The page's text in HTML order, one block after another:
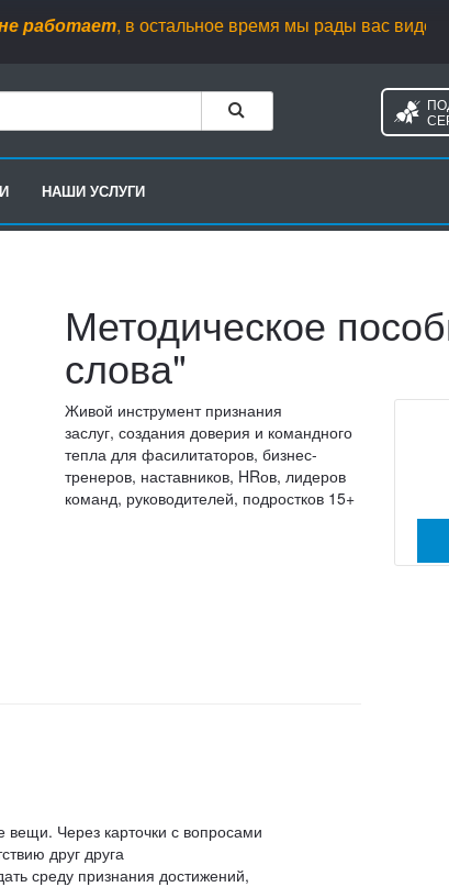
, в остальное время мы рады вас видеть пн.
НАШИ УСЛУГИ
Методическое
слова"
Живой инструмент признания
заслуг, создания доверия и командного
тепла для фасилитаторов, бизнес-
тренеров, наставников, HRов, лидеров
команд, руководителей, подростков 15+
вещи. Через карточки с вопросами
друг друга
среду признания достижений,